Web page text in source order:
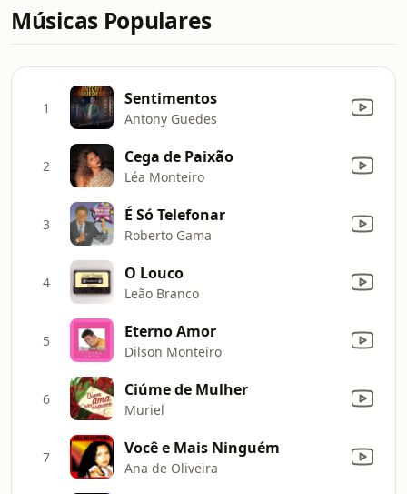
Músicas Populares
1 Sentimentos
Antony Guedes
2 Cega de Paixão
Léa Monteiro
3 É Só Telefonar
Roberto Gama
4 O Louco
Leão Branco
5 Eterno Amor
Dilson Monteiro
6 Ciúme de Mulher
Muriel
7 Você e Mais Ninguém
Ana de Oliveira